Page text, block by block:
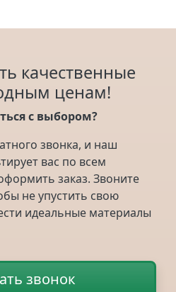
качественные
ценам!
с выбором?
звонка, и наш
вас по всем
заказ. Звоните
не упустить свою
идеальные материалы
звонок